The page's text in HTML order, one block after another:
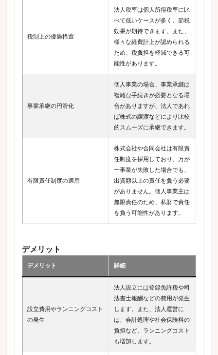
税制上の優遇措置
法人税率は個人所得税率に比
べて低いケースが多く、節税
効果が期待できます。また、
様々な経費計上が認められる
ため、税負担を軽減できる可
能性があります。
事業承継の円滑化
個人事業の場合、事業承継は
複雑な手続きが必要となる場
合がありますが、法人であれ
ば株式の譲渡などにより比較
的スムーズに承継できます。
有限責任制度の適用
株式会社や合同会社は有限責
任制度を採用しており、万が
一事業が失敗した場合でも、
出資額以上の責任を負う必要
がありません。個人事業主は
無限責任のため、私財で責任
を負う可能性があります。
デメリット
デメリット 詳細
設立費用やランニングコスト
の発生
法人設立には登録免許税や司
法書士報酬などの費用が発生
します。また、法人運営に
は、会計処理や社会保険料の
負担など、ランニングコスト
も増加します。